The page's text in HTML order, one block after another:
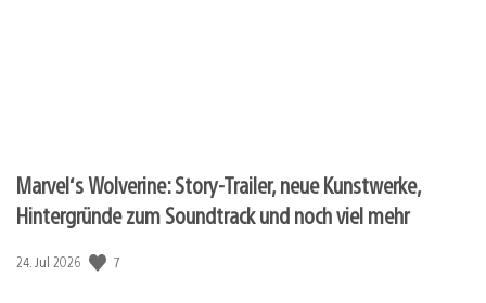
Marvel‘s Wolverine: Story-Trailer, neue Kunstwerke,
Hintergründe zum Soundtrack und noch viel mehr
Veröffentlichungsdatum:
24. Jul 2026 7